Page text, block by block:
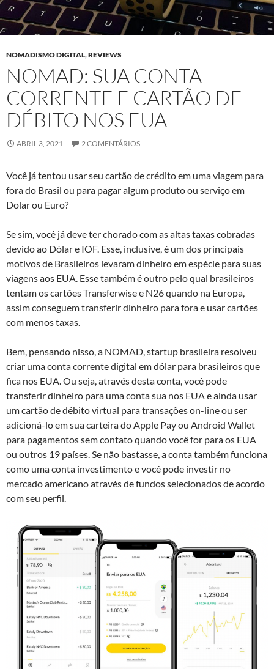
NOMADISMO DIGITAL,REVIEWS
NOMAD: SUA CONTA
CORRENTE E CARTÃO DE
DÉBITO NOS EUA
ABRIL 3, 2021 2 COMENTÁRIOS
Você já tentou usar seu cartão de crédito em uma viagem para
fora do Brasil ou para pagar algum produto ou serviço em
Dolar ou Euro?
Se sim, você já deve ter chorado com as altas taxas cobradas
devido ao Dólar e IOF. Esse, inclusive, é um dos principais
motivos de Brasileiros levaram dinheiro em espécie para suas
viagens aos EUA. Esse também é outro pelo qual brasileiros
tentam os cartões Transferwise e N26 quando na Europa,
assim conseguem transferir dinheiro para fora e usar cartões
com menos taxas.
Bem, pensando nisso, a NOMAD, startup brasileira resolveu
criar uma conta corrente digital em dólar para brasileiros que
fica nos EUA. Ou seja, através desta conta, você pode
transferir dinheiro para uma conta sua nos EUA e ainda usar
um cartão de débito virtual para transações on-line ou ser
adicioná-lo em sua carteira do Apple Pay ou Android Wallet
para pagamentos sem contato quando você for para os EUA
ou outros 19 países. Se não bastasse, a conta também funciona
como uma conta investimento e você pode investir no
mercado americano através de fundos selecionados de acordo
com seu perfil.